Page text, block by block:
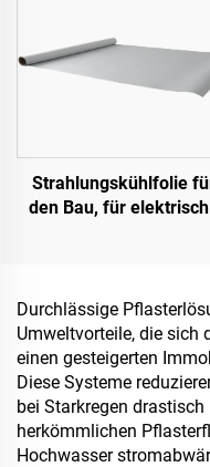
Strahlungskühlfolie
den Bau, für
und Außenanlagen
für neu entstehende
Lebensstil-
Durchlässige
Umweltvorteile, die sich
einen gesteigerten
Diese Systeme
bei Starkregen
herkömmlichen
Hochwasser